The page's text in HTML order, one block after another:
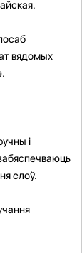
вядомых
і
слоў.